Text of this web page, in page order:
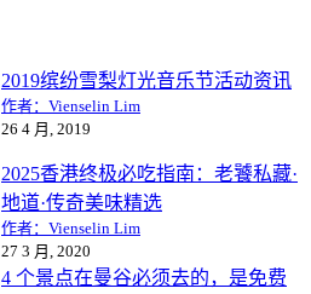
2019缤纷雪梨灯光音乐节活动资讯
作者：Vienselin Lim
26 4 月, 2019
2025香港终极必吃指南：老饕私藏·
地道·传奇美味精选
作者：Vienselin Lim
27 3 月, 2020
4 个景点在曼谷必须去的，是免费